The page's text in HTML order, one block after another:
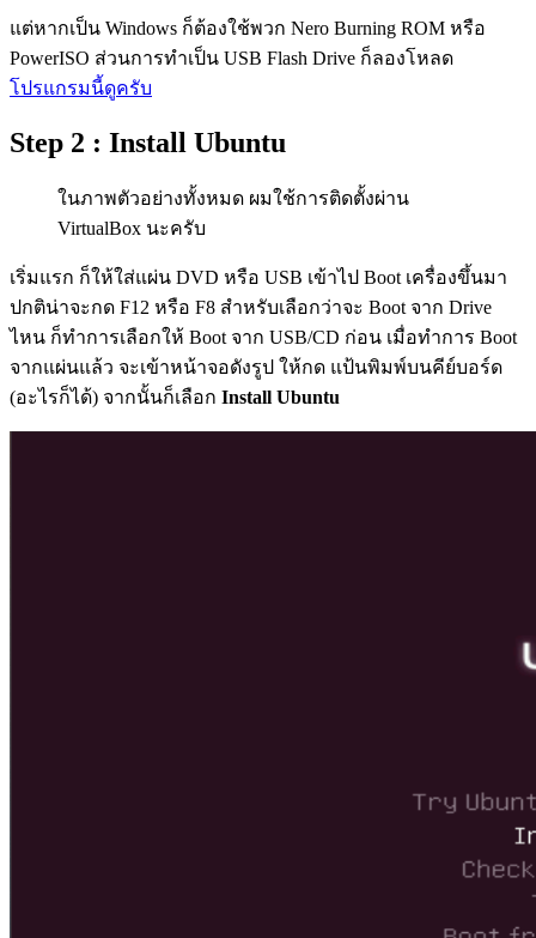
แต่หากเป็น Windows ก็ต้องใช้พวก Nero Burning ROM หรือ
PowerISO ส่วนการทำเป็น USB Flash Drive ก็ลองโหลด
โปรแกรมนี้ดูครับ
Step 2 : Install Ubuntu
ในภาพตัวอย่างทั้งหมด ผมใช้การติดตั้งผ่าน
VirtualBox นะครับ
เริ่มแรก ก็ให้ใส่แผ่น DVD หรือ USB เข้าไป Boot เครื่องขึ้นมา
ปกติน่าจะกด F12 หรือ F8 สำหรับเลือกว่าจะ Boot จาก Drive
ไหน ก็ทำการเลือกให้ Boot จาก USB/CD ก่อน เมื่อทำการ Boot
จากแผ่นแล้ว จะเข้าหน้าจอดังรูป ให้กด แป้นพิมพ์บนคีย์บอร์ด
(อะไรก็ได้) จากนั้นก็เลือก Install Ubuntu